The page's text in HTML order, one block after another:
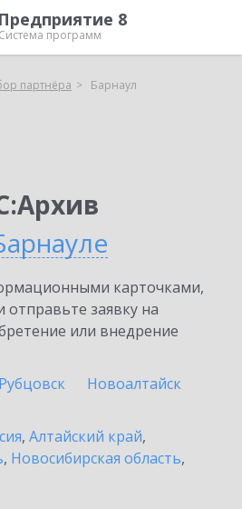
8
Система программ
партнёра Барнаул
карточками,
заявку на
или внедрение
Рубцовск
Новоалтайск
, Алтайский край,
, Новосибирская область,